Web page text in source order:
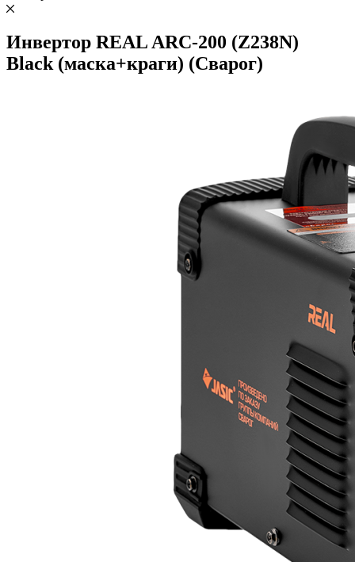
Инвертор REAL ARC-200 (Z238N)
Black (маска+краги) (Сварог)